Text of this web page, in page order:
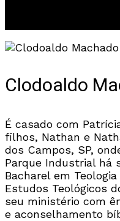
Clodoaldo
É casado com
filhos, Nathan e
dos Campos, SP,
Parque Industrial há
Bacharel em
Estudos Teológicos
seu ministério com
e aconselhamento